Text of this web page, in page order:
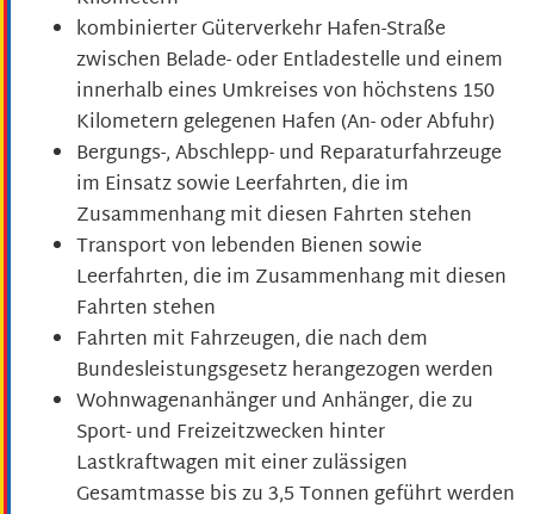
kombinierter Güterverkehr Hafen-Straße
zwischen Belade- oder Entladestelle und einem
innerhalb eines Umkreises von höchstens 150
Kilometern gelegenen Hafen (An- oder Abfuhr)
Bergungs-, Abschlepp- und Reparaturfahrzeuge
im Einsatz sowie Leerfahrten, die im
Zusammenhang mit diesen Fahrten stehen
Transport von lebenden Bienen sowie
Leerfahrten, die im Zusammenhang mit diesen
Fahrten stehen
Fahrten mit Fahrzeugen, die nach dem
Bundesleistungsgesetz herangezogen werden
Wohnwagenanhänger und Anhänger, die zu
Sport- und Freizeitzwecken hinter
Lastkraftwagen mit einer zulässigen
Gesamtmasse bis zu 3,5 Tonnen geführt werden